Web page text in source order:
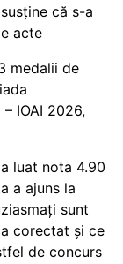
că s-a
acte
medalii de
IOAI 2026,
luat nota 4.90
a ajuns la
sunt
corectat și ce
de concurs